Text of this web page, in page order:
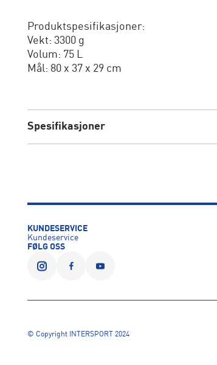
Produktspesifikasjoner:
Vekt: 3300 g
Volum: 75 L
Mål: 80 x 37 x 29 cm
Spesifikasjoner
KUNDESERVICE
Kundeservice
FØLG OSS
© Copyright INTERSPORT 2024